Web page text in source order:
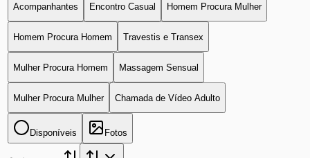
Acompanhantes Encontro Casual Homem Procura Mulher
Homem Procura Homem Travestis e Transex
Mulher Procura Homem Massagem Sensual
Mulher Procura Mulher Chamada de Vídeo Adulto
Disponíveis Fotos